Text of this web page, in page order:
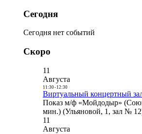
Сегодня
Сегодня нет событий
Скоро
11
Августа
11:30- 12:30
Виртуальный концертный
Показ м/ф «Мойдодыр»
мин.) (Ульяновой, 1, зал №
11
Августа